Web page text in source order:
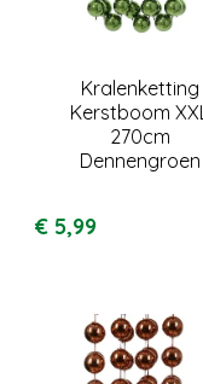
Kralenketting
Kerstboom XXL
270cm
Dennengroen
€ 5,99